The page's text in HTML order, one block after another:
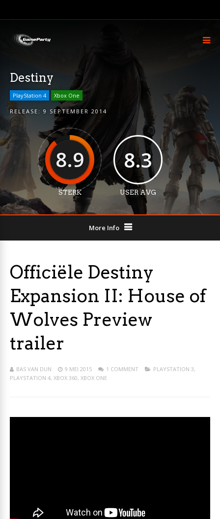
Destiny
PlayStation 4 Xbox One
RELEASE: 9 SEPTEMBER 2014
8.9
STERK
8.3
USER AVG
More Info
Officiële Destiny
Expansion II: House of
Wolves Preview
trailer
BAS VAN DUN 9 MEI 2015 1 COMMENT PLAYSTATION 3,
PLAYSTATION 4, XBOX 360, XBOX ONE